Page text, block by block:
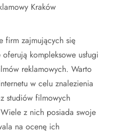
Kraków
firm zajmujących się
kompleksowe usługi
reklamowych. Warto
w celu znalezienia
studiów filmowych
z nich posiada swoje
na ocenę ich